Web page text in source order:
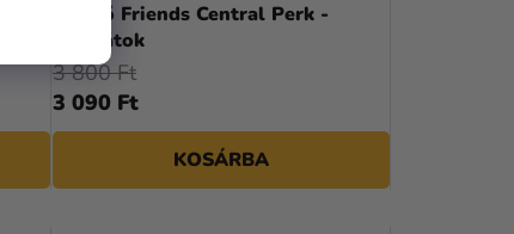
Kitűző Friends Central Perk -
Jóbarátok
3 090 Ft
3 800 Ft
KOSÁRBA